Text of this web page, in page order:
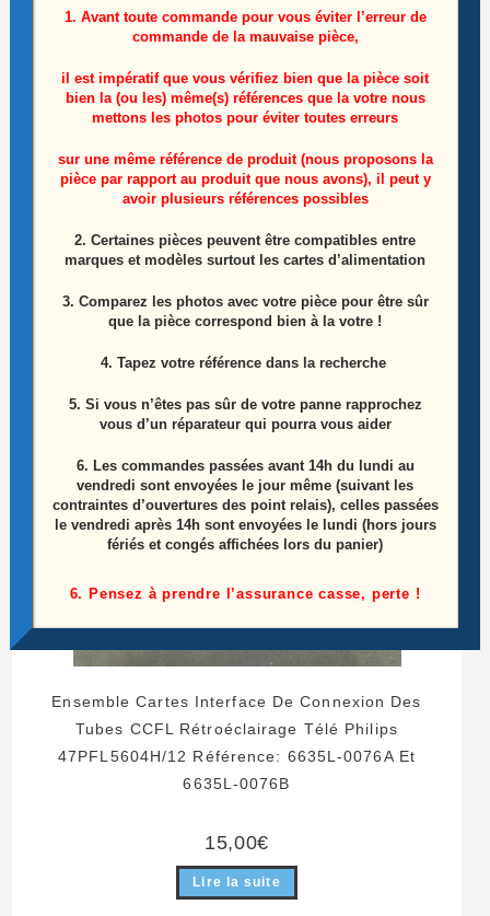
Module De Commandes Télé Philips
47PFL5604H/12 Référence: 272217100717
10,00€
Ensemble Cartes Interface De Connexion Des
Tubes CCFL Rétroéclairage Télé Philips
47PFL5604H/12 Référence: 6635L-0076A Et
6635L-0076B
15,00€
Lire la suite
1. Avant toute commande pour vous éviter l’erreur de
commande de la mauvaise pièce,
il est impératif que vous vérifiez bien que la pièce soit
bien la (ou les) même(s) références que la votre nous
mettons les photos pour éviter toutes erreurs
sur une même référence de produit (nous proposons la
pièce par rapport au produit que nous avons), il peut y
avoir plusieurs références possibles
2. Certaines pièces peuvent être compatibles entre
marques et modèles surtout les cartes d’alimentation
3. Comparez les photos avec votre pièce pour être sûr
que la pièce correspond bien à la votre !
4. Tapez votre référence dans la recherche
5. Si vous n’êtes pas sûr de votre panne rapprochez
vous d’un réparateur qui pourra vous aider
6. Les commandes passées avant 14h du lundi au
vendredi sont envoyées le jour même (suivant les
contraintes d’ouvertures des point relais), celles passées
le vendredi après 14h sont envoyées le lundi (hors jours
fériés et congés affichées lors du panier)
6. Pensez à prendre l’assurance casse, perte !